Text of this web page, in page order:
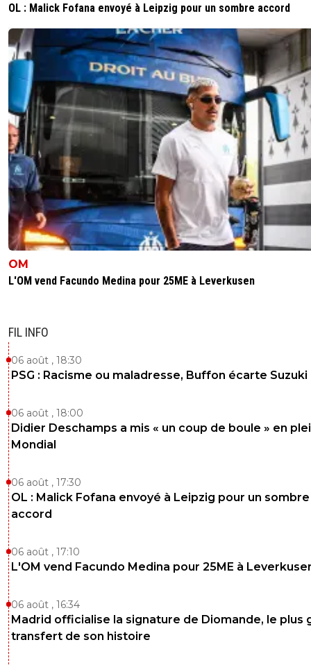
OL : Malick Fofana envoyé à Leipzig pour un sombre accord
OM
L'OM vend Facundo Medina pour 25ME à Leverkusen
FIL INFO
06 août , 18:30
PSG : Racisme ou maladresse, Buffon écarte Suzuki
06 août , 18:00
Didier Deschamps a mis « un coup de boule » en
Mondial
06 août , 17:30
OL : Malick Fofana envoyé à Leipzig pour un sombre
accord
06 août , 17:10
L'OM vend Facundo Medina pour 25ME à
06 août , 16:34
Madrid officialise la signature de Diomande, le plus
transfert de son histoire